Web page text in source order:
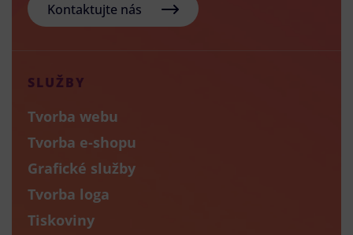
Kontaktujte nás
SLUŽBY
Tvorba webu
Tvorba e-shopu
Grafické služby
Tvorba loga
Tiskoviny